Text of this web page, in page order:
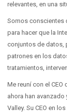
relevantes, en una
Somos conscientes
para hacer que la
conjuntos de datos,
patrones en los
tratamientos,
Me reuní con el
ahora han
Valley. Su CEO en